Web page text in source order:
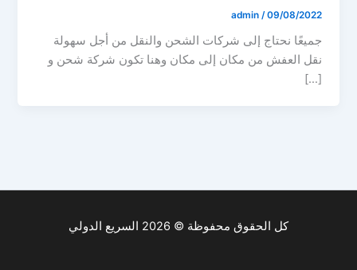
admin /09/08/2022
جميعًا نحتاج إلى شركات الشحن والنقل من أجل سهولة
نقل العفش من مكان إلى مكان وهنا تكون شركة شحن و
[…]
كل الحقوق محفوظة © 2026 السريع الدولي